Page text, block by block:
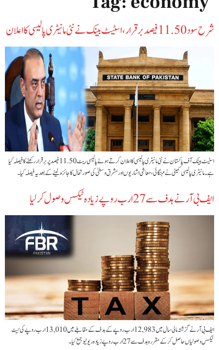
شرح سود 11.50 فیصد برقرار، اسٹیٹ بینک نے نئی مانیٹری پالیسی کا اعلان
اسٹیٹ بینک آف پاکستان نے نئی مانیٹری پالیسی کا اعلان کرتے ہوئے پالیسی ریٹ 11.50 فیصد پر برقرار رکھنے کا فیصلہ کیا
ہے۔ مانیٹری پالیسی کمیٹی نے مہنگائی، معاشی اشاریوں اور مشرق وسطیٰ کی صورتحال کا جائزہ لینے کے بعد یہ فیصلہ کیا۔
ایف بی آر نے ہدف سے 27 ارب روپے زیادہ ٹیکس وصول کر لیا
ایف بی آر نے گزشتہ مالی سال میں 12,983 ارب روپے کے ہدف کے مقابلے میں 13,010 ارب روپے کی نیٹ
ٹیکس وصولیاں حاصل کر کے مقررہ ہدف سے 27 ارب روپے زیادہ ریونیو جمع کیا۔